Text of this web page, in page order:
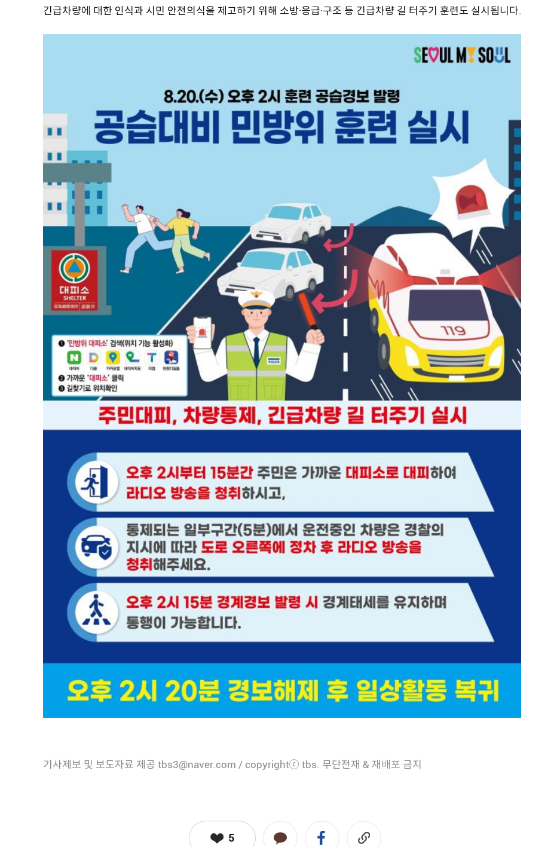
긴급차량에 대한 인식과 시민 안전의식을 제고하기 위해 소방·응급·구조 등 긴급차량 길 터주기 훈련도 실시됩니다.
기사제보 및 보도자료 제공 tbs3@naver.com / copyrightⓒ tbs. 무단전재 & 재배포 금지
5